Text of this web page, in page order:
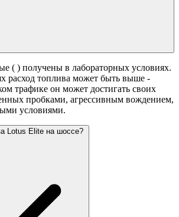
( ) получены в лабораторных условиях.
расход топлива может быть выше -
трафике он может достигать своих
пробками, агрессивным вождением,
условиями.
Lotus Elite на шоссе?